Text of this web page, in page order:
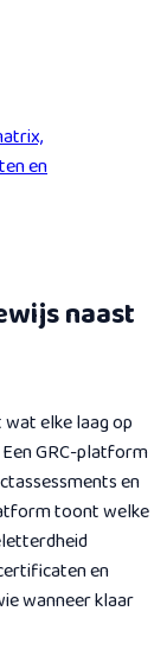
en
naast
elke laag op
GRC-platform
en
toont welke
en
wanneer klaar